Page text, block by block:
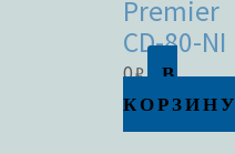
Premier
CD-80-NI
0₽
В
КОРЗИНУ